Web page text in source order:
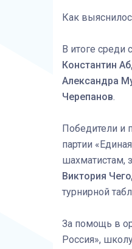
Как
В итоге среди
Константин
Александра
Черепанов.
Победители и
партии
шахматистам,
Виктория
турнирной
За помощь в
Россия»,